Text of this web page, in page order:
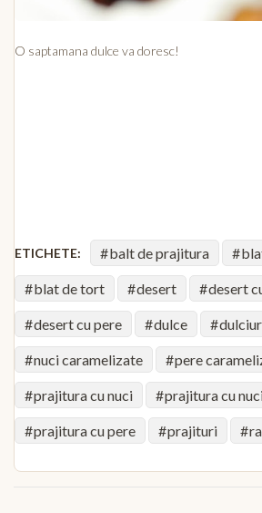
O saptamana dulce va doresc!
ETICHETE: balt de prajitura
blat de tort desert desert
desert cu pere dulce
nuci caramelizate pere
prajitura cu nuci prajitura cu
prajitura cu pere prajituri